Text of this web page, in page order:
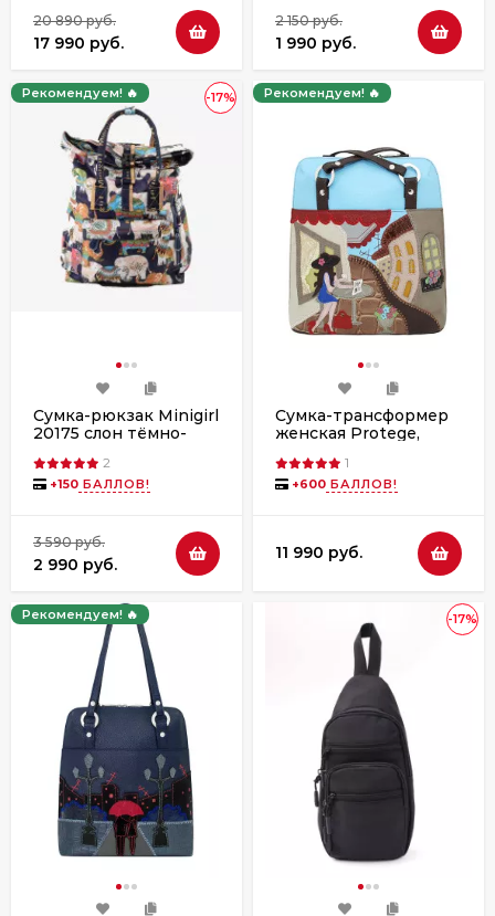
20 890 руб.
17 990 руб.
2 150 руб.
1 990 руб.
-17%
Рекомендуем! 🔥
Сумка-рюкзак Minigirl
20175 слон тёмно-
2
+150 БАЛЛОВ!
3 590 руб.
2 990 руб.
Рекомендуем! 🔥
Сумка-трансформер
женская Protege,
мокко
1
+600 БАЛЛОВ!
11 990 руб.
Рекомендуем! 🔥 -17%